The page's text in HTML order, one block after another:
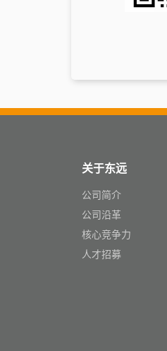
关于东远
公司简介
公司沿革
核心竞争力
人才招募